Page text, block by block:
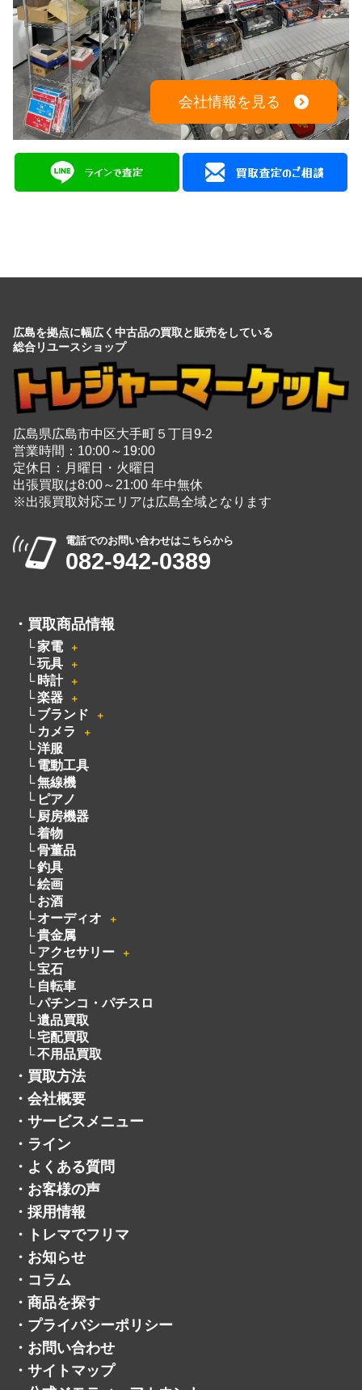
会社情報を見る
広島県広島市中区大手町５丁目9-2
営業時間：10:00～19:00
定休日：月曜日・火曜日
出張買取は8:00～21:00 年中無休
※出張買取対応エリアは広島全域となります
電話でのお問い合わせはこちらから
082-942-0389
・ 買取商品情報
家電 ＋
玩具 ＋
ブランド ＋
カメラ
洋服
電動工具
無線機
ピアノ
厨房機器
着物
骨董品
釣具
絵画
お酒
オーディオ
貴金属
アクセサリー
宝石
自転車
パチンコ・パチスロ
遺品買取
宅配買取
不用品買取
買取方法
会社概要
サービスメニュー
ライン
・ よくある質問
・ お客様の声
・ 採用情報
・ トレマでフリマ
・ お知らせ
・ コラム
・ 商品を探す
・ プライバシーポリシー
・ お問い合わせ
・ サイトマップ
・ 公式ジモティーアカウント
・ 公式メルカリショップ
・ 公式ヤフオクアカウント